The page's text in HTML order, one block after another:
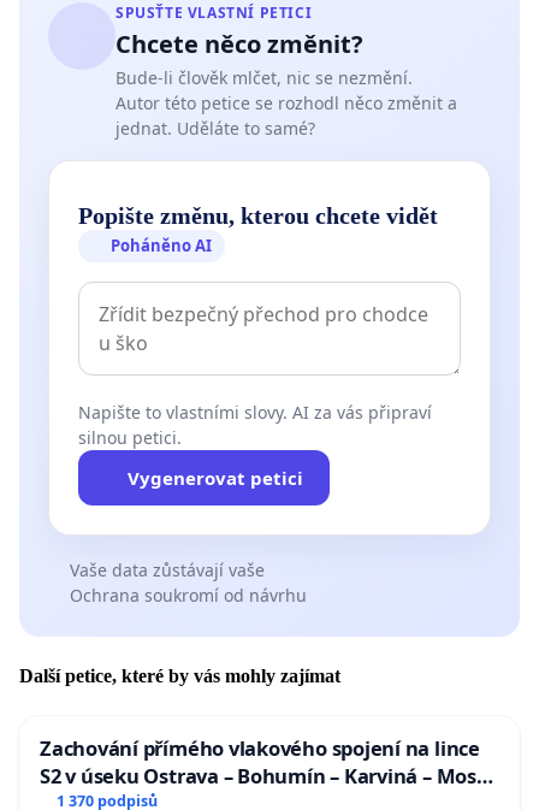
SPUSŤTE VLASTNÍ PETICI
Chcete něco změnit?
Bude-li člověk mlčet, nic se nezmění.
Autor této petice se rozhodl něco změnit a
jednat. Uděláte to samé?
Popište změnu, kterou chcete vidět
Poháněno AI
Napište to vlastními slovy. AI za vás připraví
silnou petici.
Vygenerovat petici
Vaše data zůstávají vaše
Ochrana soukromí od návrhu
Další petice, které by vás mohly zajímat
Zachování přímého vlakového spojení na lince
S2 v úseku Ostrava – Bohumín – Karviná – Mosty
u Jablunkova
1 370 podpisů